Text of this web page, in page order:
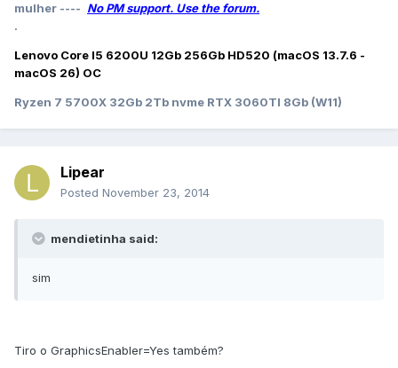
mulher ---- No PM support. Use the forum.
.
Lenovo Core I5 6200U 12Gb 256Gb HD520 (macOS 13.7.6 -
macOS 26) OC
Ryzen 7 5700X 32Gb 2Tb nvme RTX 3060TI 8Gb (W11)
Lipear
Posted November 23, 2014
mendietinha said:
sim
Tiro o GraphicsEnabler=Yes também?